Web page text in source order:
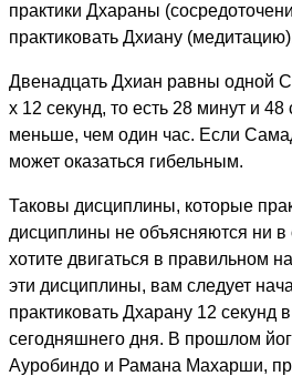
практики Дхараны
практиковать Дхиану
Двенадцать Дхиан равны одной
х 12 секунд, то есть 28 минут и 48
меньше, чем один час. Если
может оказаться гибельным.
Таковы дисциплины, которые
дисциплины не объясняются ни
хотите двигаться в правильном
эти дисциплины, вам следует
практиковать Дхарану 12 секунд
сегодняшнего дня. В прошлом
Ауробиндо и Рамана Махарши,